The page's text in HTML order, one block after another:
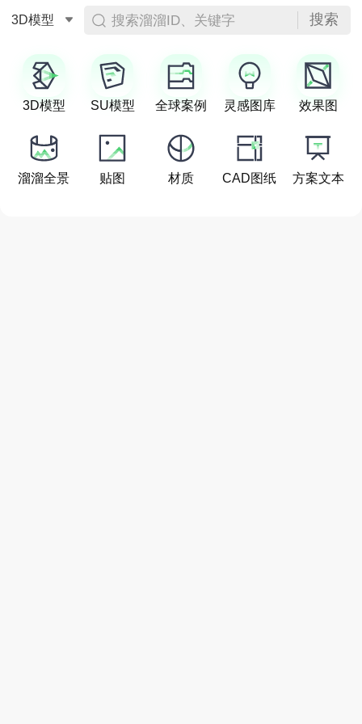
3D模型 搜索溜溜ID、关键字 搜索
3D模型 SU模型 全球案例 灵感图库 效果图
溜溜全景 贴图 材质 CAD图纸 方案文本